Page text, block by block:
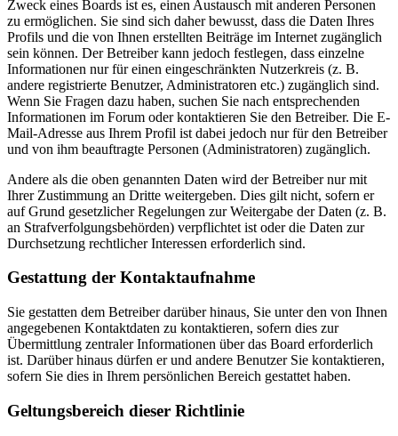
Zweck eines Boards ist es, einen Austausch mit anderen Personen
zu ermöglichen. Sie sind sich daher bewusst, dass die Daten Ihres
Profils und die von Ihnen erstellten Beiträge im Internet zugänglich
sein können. Der Betreiber kann jedoch festlegen, dass einzelne
Informationen nur für einen eingeschränkten Nutzerkreis (z. B.
andere registrierte Benutzer, Administratoren etc.) zugänglich sind.
Wenn Sie Fragen dazu haben, suchen Sie nach entsprechenden
Informationen im Forum oder kontaktieren Sie den Betreiber. Die E-
Mail-Adresse aus Ihrem Profil ist dabei jedoch nur für den Betreiber
und von ihm beauftragte Personen (Administratoren) zugänglich.
Andere als die oben genannten Daten wird der Betreiber nur mit
Ihrer Zustimmung an Dritte weitergeben. Dies gilt nicht, sofern er
auf Grund gesetzlicher Regelungen zur Weitergabe der Daten (z. B.
an Strafverfolgungsbehörden) verpflichtet ist oder die Daten zur
Durchsetzung rechtlicher Interessen erforderlich sind.
Gestattung der Kontaktaufnahme
Sie gestatten dem Betreiber darüber hinaus, Sie unter den von Ihnen
angegebenen Kontaktdaten zu kontaktieren, sofern dies zur
Übermittlung zentraler Informationen über das Board erforderlich
ist. Darüber hinaus dürfen er und andere Benutzer Sie kontaktieren,
sofern Sie dies in Ihrem persönlichen Bereich gestattet haben.
Geltungsbereich dieser Richtlinie